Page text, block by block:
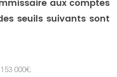
aux comptes
seuils suivants sont
000€;